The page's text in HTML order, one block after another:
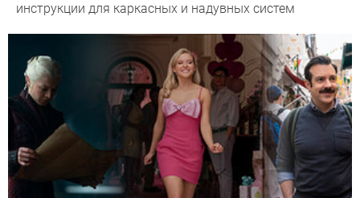
инструкции для каркасных и надувных систем